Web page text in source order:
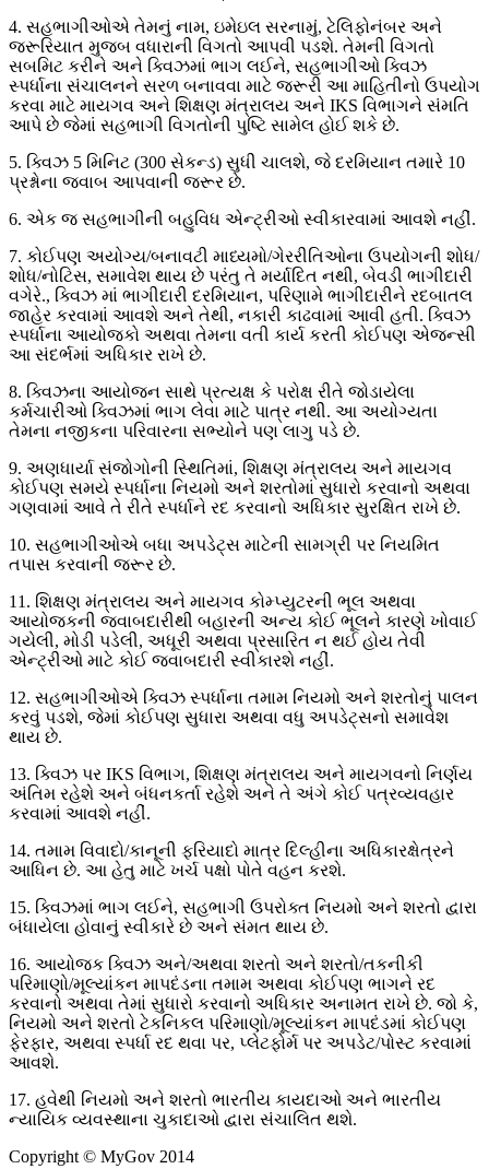
4. સહભાગીઓએ તેમનું નામ, ઇમેઇલ સરનામું, ટેલિફોનંબર અને
જરૂરિયાત મુજબ વધારાની વિગતો આપવી પડશે. તેમની વિગતો
સબમિટ કરીને અને ક્વિઝમાં ભાગ લઈને, સહભાગીઓ ક્વિઝ
સ્પર્ધાના સંચાલનને સરળ બનાવવા માટે જરૂરી આ માહિતીનો ઉપયોગ
કરવા માટે માયગવ અને શિક્ષણ મંત્રાલય અને IKS વિભાગને સંમતિ
આપે છે જેમાં સહભાગી વિગતોની પુષ્ટિ સામેલ હોઈ શકે છે.
5. ક્વિઝ 5 મિનિટ (300 સેકન્ડ) સુધી ચાલશે, જે દરમિયાન તમારે 10
પ્રશ્નોના જવાબ આપવાની જરૂર છે.
6. એક જ સહભાગીની બહુવિધ એન્ટ્રીઓ સ્વીકારવામાં આવશે નહીં.
7. કોઈપણ અયોગ્ય/બનાવટી માધ્યમો/ગેરરીતિઓના ઉપયોગની શોધ/
શોધ/નોટિસ, સમાવેશ થાય છે પરંતુ તે મર્યાદિત નથી, બેવડી ભાગીદારી
વગેરે., ક્વિઝ માં ભાગીદારી દરમિયાન, પરિણામે ભાગીદારીને રદબાતલ
જાહેર કરવામાં આવશે અને તેથી, નકારી કાઢવામાં આવી હતી. ક્વિઝ
સ્પર્ધાના આયોજકો અથવા તેમના વતી કાર્ય કરતી કોઈપણ એજન્સી
આ સંદર્ભમાં અધિકાર રાખે છે.
8. ક્વિઝના આયોજન સાથે પ્રત્યક્ષ કે પરોક્ષ રીતે જોડાયેલા
કર્મચારીઓ ક્વિઝમાં ભાગ લેવા માટે પાત્ર નથી. આ અયોગ્યતા
તેમના નજીકના પરિવારના સભ્યોને પણ લાગુ પડે છે.
9. અણધાર્યા સંજોગોની સ્થિતિમાં, શિક્ષણ મંત્રાલય અને માયગવ
કોઈપણ સમયે સ્પર્ધાના નિયમો અને શરતોમાં સુધારો કરવાનો અથવા
ગણવામાં આવે તે રીતે સ્પર્ધાને રદ કરવાનો અધિકાર સુરક્ષિત રાખે છે.
10. સહભાગીઓએ બધા અપડેટ્સ માટેની સામગ્રી પર નિયમિત
તપાસ કરવાની જરૂર છે.
11. શિક્ષણ મંત્રાલય અને માયગવ કોમ્પ્યુટરની ભૂલ અથવા
આયોજકની જવાબદારીથી બહારની અન્ય કોઈ ભૂલને કારણે ખોવાઈ
ગયેલી, મોડી પડેલી, અધૂરી અથવા પ્રસારિત ન થઈ હોય તેવી
એન્ટ્રીઓ માટે કોઈ જવાબદારી સ્વીકારશે નહીં.
12. સહભાગીઓએ ક્વિઝ સ્પર્ધાના તમામ નિયમો અને શરતોનું પાલન
કરવું પડશે, જેમાં કોઈપણ સુધારા અથવા વધુ અપડેટ્સનો સમાવેશ
થાય છે.
13. ક્વિઝ પર IKS વિભાગ, શિક્ષણ મંત્રાલય અને માયગવનો નિર્ણય
અંતિમ રહેશે અને બંધનકર્તા રહેશે અને તે અંગે કોઈ પત્રવ્યવહાર
કરવામાં આવશે નહીં.
14. તમામ વિવાદો/કાનૂની ફરિયાદો માત્ર દિલ્હીના અધિકારક્ષેત્રને
આધિન છે. આ હેતુ માટે ખર્ચ પક્ષો પોતે વહન કરશે.
15. ક્વિઝમાં ભાગ લઈને, સહભાગી ઉપરોક્ત નિયમો અને શરતો દ્વારા
બંધાયેલા હોવાનું સ્વીકારે છે અને સંમત થાય છે.
16. આયોજક ક્વિઝ અને/અથવા શરતો અને શરતો/તકનીકી
પરિમાણો/મૂલ્યાંકન માપદંડના તમામ અથવા કોઈપણ ભાગને રદ
કરવાનો અથવા તેમાં સુધારો કરવાનો અધિકાર અનામત રાખે છે. જો કે,
નિયમો અને શરતો ટેકનિકલ પરિમાણો/મૂલ્યાંકન માપદંડમાં કોઈપણ
ફેરફાર, અથવા સ્પર્ધા રદ થવા પર, પ્લેટફોર્મ પર અપડેટ/પોસ્ટ કરવામાં
આવશે.
17. હવેથી નિયમો અને શરતો ભારતીય કાયદાઓ અને ભારતીય
ન્યાયિક વ્યવસ્થાના ચુકાદાઓ દ્વારા સંચાલિત થશે.
Copyright © MyGov 2014